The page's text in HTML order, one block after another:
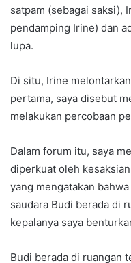
satpam (sebagai saksi),
pendamping Irine) dan
lupa.
Di situ, Irine
pertama, saya disebut
melakukan percobaan
Dalam forum itu, saya
diperkuat oleh
yang mengatakan
saudara Budi berada di
kepalanya saya
Budi berada di ruangan